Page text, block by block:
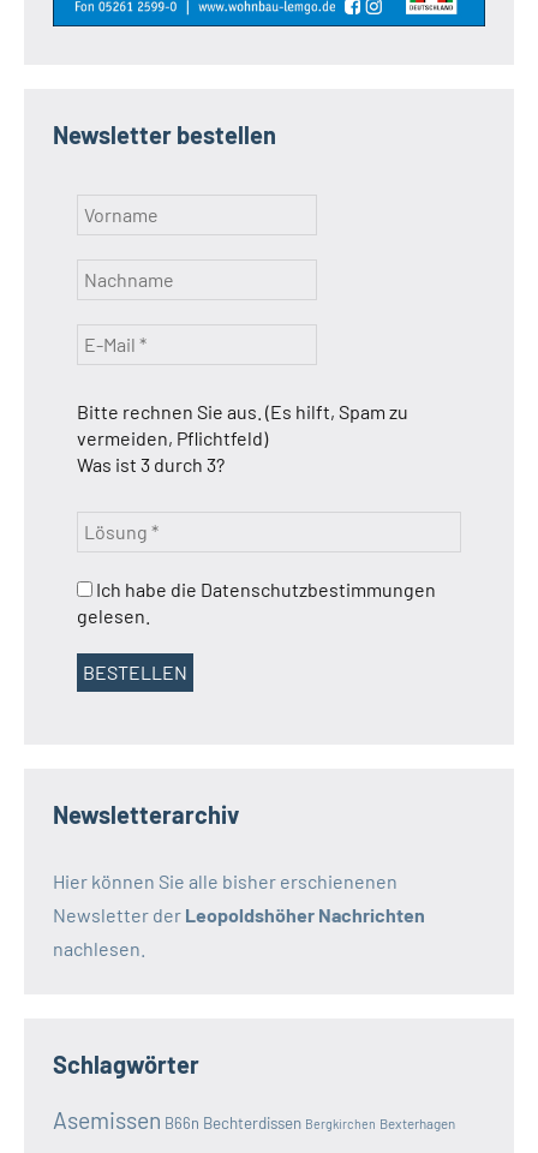
Newsletter bestellen
Bitte rechnen Sie aus. (Es hilft, Spam zu
vermeiden, Pflichtfeld)
Was ist 3 durch 3?
Ich habe die Datenschutzbestimmungen
gelesen.
Newsletterarchiv
Hier können Sie alle bisher erschienenen
Newsletter der Leopoldshöher Nachrichten
nachlesen.
Schlagwörter
Asemissen B66n Bechterdissen Bergkirchen Bexterhagen